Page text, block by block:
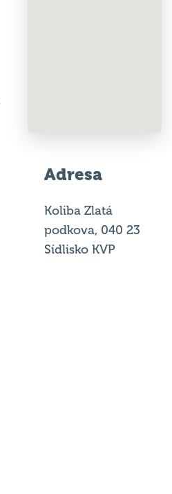
Adresa
Koliba Zlatá
podkova, 040 23
Sídlisko KVP